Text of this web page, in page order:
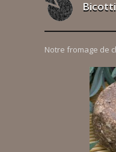
Notre fromage de